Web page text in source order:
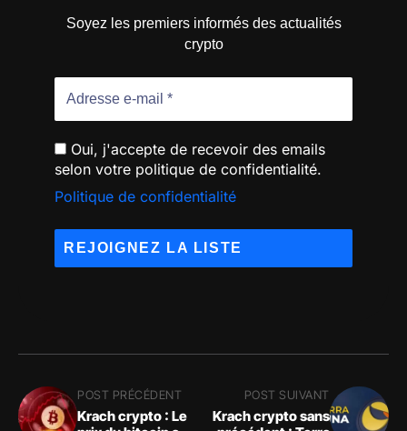
Soyez les premiers informés des actualités
crypto
Oui, j'accepte de recevoir des emails
selon votre politique de confidentialité.
Politique de confidentialité
POST PRÉCÉDENT
Krach crypto : Le
POST SUIVANT
Krach crypto sans